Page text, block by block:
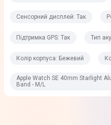
Яскравість 1000 кд/м²
Технічні характеристики
Процесор
Сенсорний дисплей: Так
Підтримка GPS: Так Тип
Колір корпуса: Бежевий
Apple Watch SE 40mm Starlight
Band - M/L